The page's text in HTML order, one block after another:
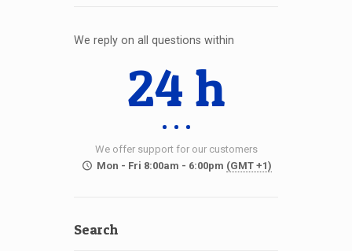
We reply on all questions within
24 h
We offer support for our customers
Mon - Fri 8:00am - 6:00pm (GMT +1)
Search